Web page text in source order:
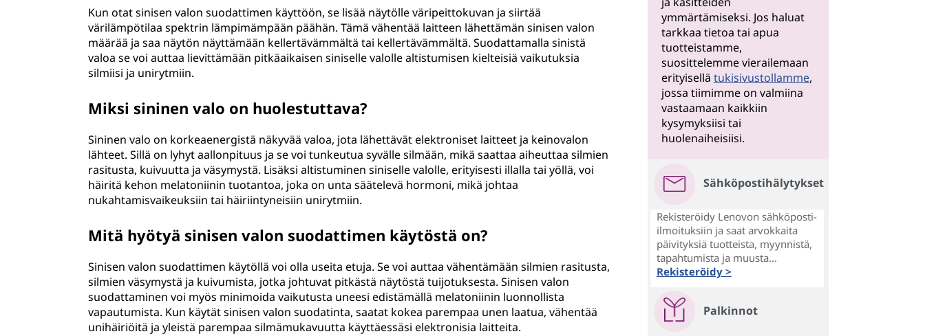
Kun otat sinisen valon suodattimen käyttöön, se lisää näytölle väripeittokuvan ja siirtää
värilämpötilaa spektrin lämpimämpään päähän. Tämä vähentää laitteen lähettämän sinisen valon
määrää ja saa näytön näyttämään kellertävämmältä tai kellertävämmältä. Suodattamalla sinistä
valoa se voi auttaa lievittämään pitkäaikaisen siniselle valolle altistumisen kielteisiä vaikutuksia
silmiisi ja unirytmiin.
Miksi sininen valo on huolestuttava?
Sininen valo on korkeaenergistä näkyvää valoa, jota lähettävät elektroniset laitteet ja keinovalon
lähteet. Sillä on lyhyt aallonpituus ja se voi tunkeutua syvälle silmään, mikä saattaa aiheuttaa silmien
rasitusta, kuivuutta ja väsymystä. Lisäksi altistuminen siniselle valolle, erityisesti illalla tai yöllä, voi
häiritä kehon melatoniinin tuotantoa, joka on unta säätelevä hormoni, mikä johtaa
nukahtamisvaikeuksiin tai häiriintyneisiin unirytmiin.
Mitä hyötyä sinisen valon suodattimen käytöstä on?
Sinisen valon suodattimen käytöllä voi olla useita etuja. Se voi auttaa vähentämään silmien rasitusta,
silmien väsymystä ja kuivumista, jotka johtuvat pitkästä näytöstä tuijotuksesta. Sinisen valon
suodattaminen voi myös minimoida vaikutusta uneesi edistämällä melatoniinin luonnollista
vapautumista. Kun käytät sinisen valon suodatinta, saatat kokea parempaa unen laatua, vähentää
unihäiriöitä ja yleistä parempaa silmämukavuutta käyttäessäsi elektronisia laitteita.
ymmärtämiseksi. Jos haluat
tarkkaa tietoa tai apua
tuotteistamme,
suosittelemme vierailemaan
erityisellä tukisivustollamme,
jossa tiimimme on valmiina
vastaamaan kaikkiin
kysymyksiisi tai
huolenaiheisiisi.
Sähköpostihälytykset
Rekisteröidy Lenovon sähköposti-
ilmoituksiin ja saat arvokkaita
päivityksiä tuotteista, myynnistä,
tapahtumista ja muusta...
Rekisteröidy >
Palkinnot